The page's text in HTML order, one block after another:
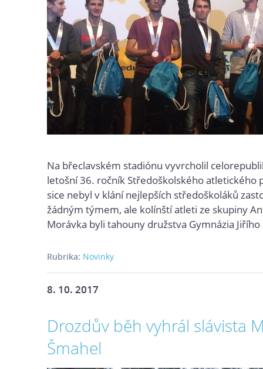
Na břeclavském stadiónu vyvrcholil
letošní 36. ročník Středoškolského atletického
sice nebyl v klání nejlepších středoškoláků
žádným týmem, ale kolínští atleti ze skupiny
Morávka byli tahouny družstva Gymnázia
Rubrika: Novinky
8. 10. 2017
Drozdův běh vyhrál slávista
Šmahel